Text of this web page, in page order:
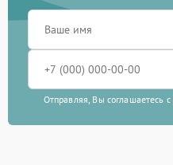
Отправляя, Вы соглашаетесь с